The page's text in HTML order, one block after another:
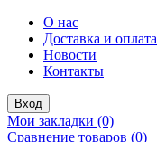
О нас
Доставка и оплата
Новости
Контакты
Вход
Мои закладки (0)
Сравнение товаров (0)